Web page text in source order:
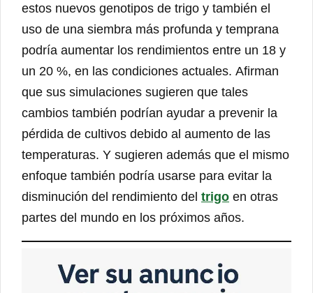
estos nuevos genotipos de trigo y también el
uso de una siembra más profunda y temprana
podría aumentar los rendimientos entre un 18 y
un 20 %, en las condiciones actuales. Afirman
que sus simulaciones sugieren que tales
cambios también podrían ayudar a prevenir la
pérdida de cultivos debido al aumento de las
temperaturas. Y sugieren además que el mismo
enfoque también podría usarse para evitar la
disminución del rendimiento del trigo en otras
partes del mundo en los próximos años.